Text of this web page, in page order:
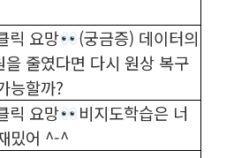
릭 요망
(궁금증) 데이터의
을 줄였다면 다시 원상 복구
능할까?
릭 요망
비지도학습은 너
밌어 ^-^